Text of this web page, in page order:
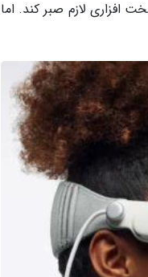
لازم صبر کند. اما